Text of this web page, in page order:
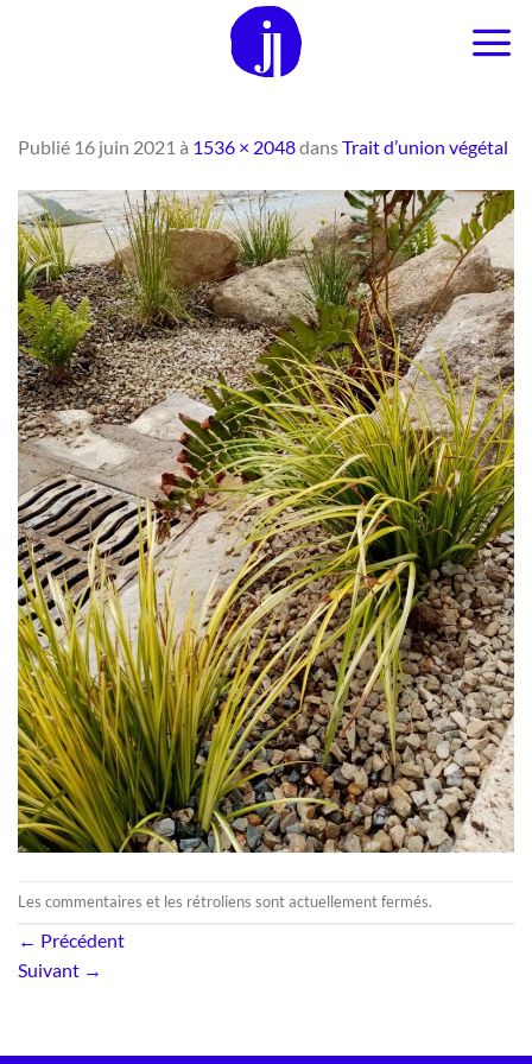
Publié 16 juin 2021 à 1536 × 2048dansTrait d’union végétal
Les commentaires et les rétroliens sont actuellement fermés.
← Précédent
Suivant →